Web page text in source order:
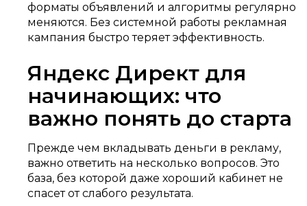
форматы объявлений и алгоритмы регулярно
меняются. Без системной работы рекламная
кампания быстро теряет эффективность.
Яндекс Директ для
начинающих: что
важно понять до старта
Прежде чем вкладывать деньги в рекламу,
важно ответить на несколько вопросов. Это
база, без которой даже хороший кабинет не
спасет от слабого результата.